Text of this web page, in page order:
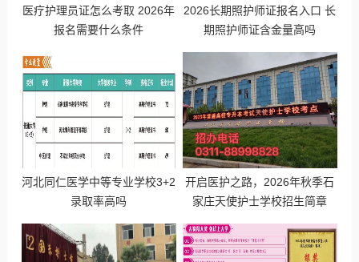
医疗护理员证怎么考取 2026年
报名需要什么条件
2026长期照护师证报名入口 长
期照护师证含金量高吗
河北同仁医学中等专业学校3+2
录取率高吗
开启医护之路，2026年秋季石
家庄天使护士学校招生简章